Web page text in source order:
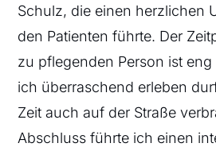
Schulz, die einen herzlichen
den Patienten führte. Der
zu pflegenden Person ist eng
ich überraschend erleben
Zeit auch auf der Straße
Abschluss führte ich einen